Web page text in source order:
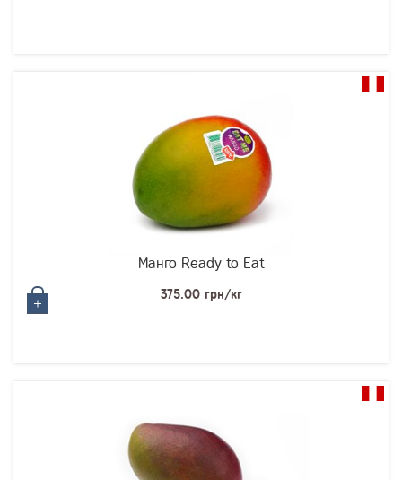
Манго Ready to Eat
375.00 грн/кг